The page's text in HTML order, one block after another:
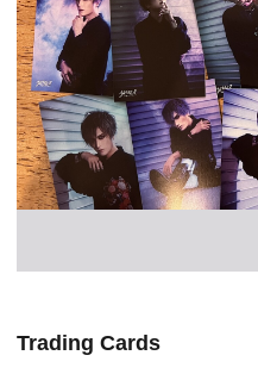
Trading Cards